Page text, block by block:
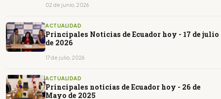
02 de junio, 2026
ACTUALIDAD
Principales Noticias de Ecuador hoy - 17 de julio
de 2026
17 de julio, 2026
ACTUALIDAD
Principales noticias de Ecuador hoy - 26 de
Mayo de 2025